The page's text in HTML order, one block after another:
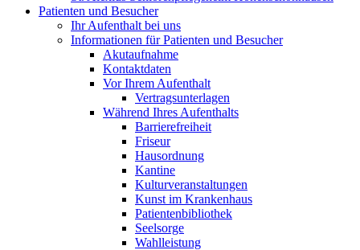
Patienten und Besucher
Ihr Aufenthalt bei uns
Informationen für Patienten und Besucher
Akutaufnahme
Kontaktdaten
Vor Ihrem Aufenthalt
Vertragsunterlagen
Während Ihres Aufenthalts
Barrierefreiheit
Friseur
Hausordnung
Kantine
Kulturveranstaltungen
Kunst im Krankenhaus
Patientenbibliothek
Seelsorge
Wahlleistung